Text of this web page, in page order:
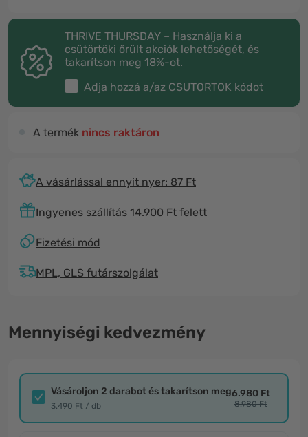
THRIVE THURSDAY – Használja ki a
csütörtöki őrült akciók lehetőségét, és
takarítson meg 18%-ot.
Adja hozzá a/az CSUTORTOK kódot
A termék nincs raktáron
A vásárlással ennyit nyer: 87 Ft
Ingyenes szállítás 14.900 Ft felett
Fizetési mód
MPL, GLS futárszolgálat
Mennyiségi kedvezmény
Vásároljon 2 darabot és takarítson meg
3.490 Ft / db
6.980 Ft
8.980 Ft